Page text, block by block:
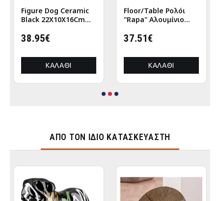
Figure Dog Ceramic
Black 22X10X16Cm
38.95€
ΚΑΛΆΘΙ
Floor/Table Ρολόι
"Rapa" Αλουμίνιο
155 cm D. 205 cm
37.51€
ΚΑΛΆΘΙ
ΑΠΌ ΤΟΝ ΊΔΙΟ ΚΑΤΑΣΚΕΥΑΣΤΉ